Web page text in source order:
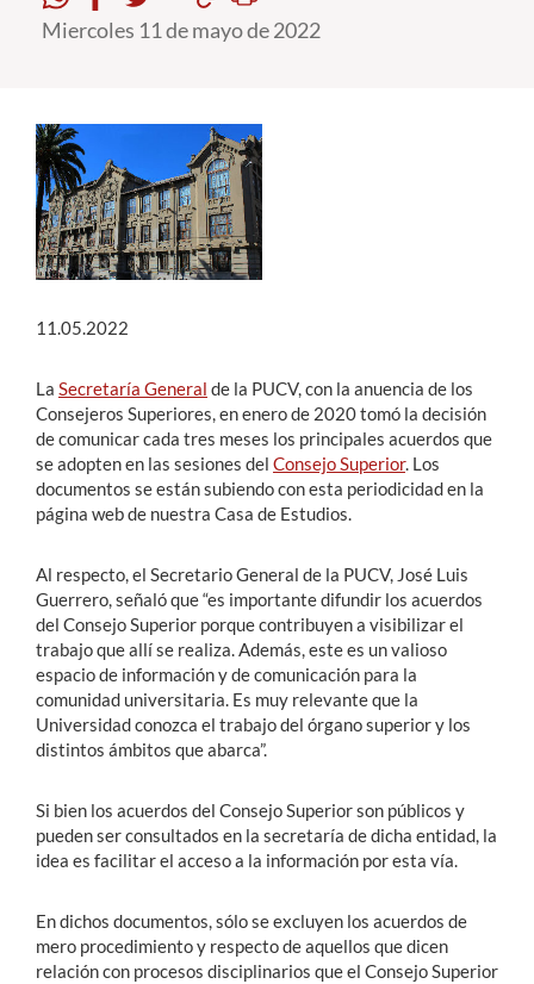
Académicos
English
Miercoles 11 de mayo de 2022
11.05.2022
La Secretaría General de la PUCV, con la anuencia de los
Consejeros Superiores, en enero de 2020 tomó la decisión
de comunicar cada tres meses los principales acuerdos que
se adopten en las sesiones del Consejo Superior. Los
documentos se están subiendo con esta periodicidad en la
página web de nuestra Casa de Estudios.
Al respecto, el Secretario General de la PUCV, José Luis
Guerrero, señaló que “es importante difundir los acuerdos
del Consejo Superior porque contribuyen a visibilizar el
trabajo que allí se realiza. Además, este es un valioso
espacio de información y de comunicación para la
comunidad universitaria. Es muy relevante que la
Universidad conozca el trabajo del órgano superior y los
distintos ámbitos que abarca”.
Si bien los acuerdos del Consejo Superior son públicos y
pueden ser consultados en la secretaría de dicha entidad, la
idea es facilitar el acceso a la información por esta vía.
En dichos documentos, sólo se excluyen los acuerdos de
mero procedimiento y respecto de aquellos que dicen
relación con procesos disciplinarios que el Consejo Superior